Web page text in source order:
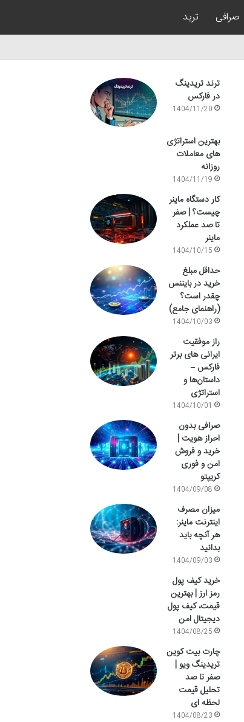
صرافی ترید
ترند تریدینگ
در فارکس
1404/11/20
بهترین استراتژی
های معاملات
روزانه
1404/11/19
کار دستگاه ماینر
چیست؟ | صفر
تا صد عملکرد
ماینر
1404/10/15
حداقل مبلغ
خرید در بایننس
چقدر است؟
(راهنمای جامع)
1404/10/03
راز موفقیت
ایرانی های برتر
فارکس –
داستان‌ها و
استراتژی
1404/10/01
صرافی بدون
احراز هویت |
خرید و فروش
امن و فوری
کریپتو
1404/09/08
میزان مصرف
اینترنت ماینر:
هر آنچه باید
بدانید
1404/09/03
خرید کیف پول
رمز ارز | بهترین
قیمت، کیف پول
دیجیتال امن
1404/08/25
چارت بیت کوین
تریدینگ ویو |
صفر تا صد
تحلیل قیمت
لحظه ای
1404/08/23